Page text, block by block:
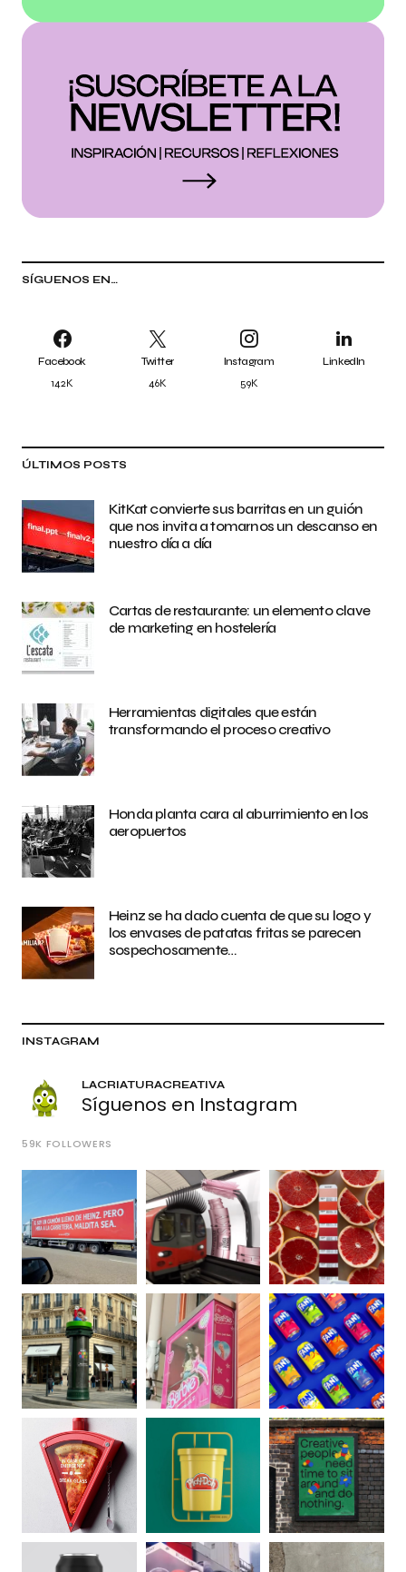
SÍGUENOS EN…
Facebook
142K
Twitter
46K
Instagram
59K
LinkedIn
ÚLTIMOS POSTS
KitKat convierte sus barritas en un guión
que nos invita a tomarnos un descanso en
nuestro día a día
Cartas de restaurante: un elemento clave
de marketing en hostelería
Herramientas digitales que están
transformando el proceso creativo
Honda planta cara al aburrimiento en los
aeropuertos
Heinz se ha dado cuenta de que su logo y
los envases de patatas fritas se parecen
sospechosamente…
INSTAGRAM
LACRIATURACREATIVA
Síguenos en Instagram
59K FOLLOWERS